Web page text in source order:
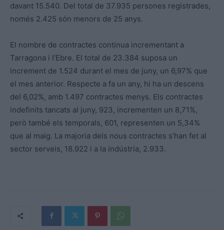
davant 15.540. Del total de 37.935 persones registrades,
només 2.425 són menors de 25 anys.
El nombre de contractes continua incrementant a
Tarragona i l’Ebre. El total de 23.384 suposa un
increment de 1.524 durant el mes de juny, un 6,97% que
el mes anterior. Respecte a fa un any, hi ha un descens
del 6,02%, amb 1.497 contractes menys. Els contractes
indefinits tancats al juny, 923, incrementen un 8,71%,
però també els temporals, 601, representen un 5,34%
que al maig. La majoria dels nous contractes s’han fet al
sector serveis, 18.922 i a la indústria, 2.933.